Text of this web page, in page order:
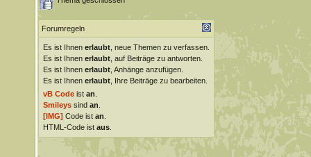
Forumregeln
Es ist Ihnen erlaubt, neue Themen zu verfassen.
Es ist Ihnen erlaubt, auf Beiträge zu antworten.
Es ist Ihnen erlaubt, Anhänge anzufügen.
Es ist Ihnen erlaubt, Ihre Beiträge zu bearbeiten.
vB Codeist an
Smileyssind an
[IMG] Code ist an
HTML-Code ist aus.